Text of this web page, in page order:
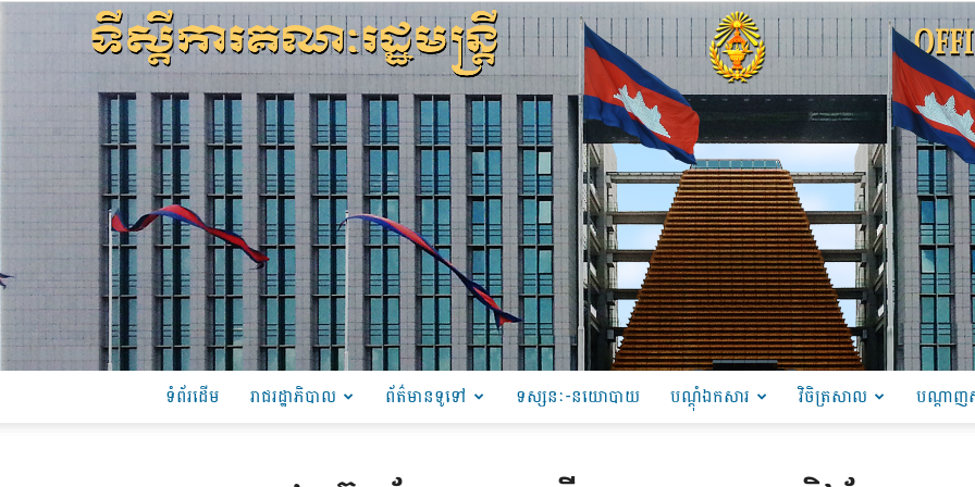
ទំព័រដើម រាជរដ្ឋាភិបាល ព័ត៌មានទូទៅ ទស្សនៈ-នយោបាយ បណ្ដុំឯកសារ វិចិត្រសាល បណ្តាញ